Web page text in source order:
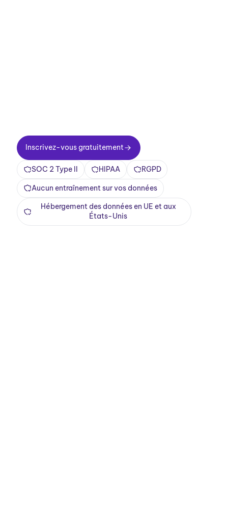
Inscrivez-vous gratuitement
Inscrivez-vous gratuitement
SOC 2 Type II HIPAA RGPD
Aucun entraînement sur vos données
Hébergement des données en UE et aux
États-Unis